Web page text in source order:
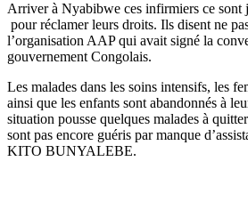
Arriver à Nyabibwe ces infirmiers ce sont
pour réclamer leurs droits. Ils disent ne
l’organisation AAP qui avait signé la
gouvernement Congolais.
Les malades dans les soins intensifs, les
ainsi que les enfants sont abandonnés à
situation pousse quelques malades à
sont pas encore guéris par manque
KITO BUNYALEBE.